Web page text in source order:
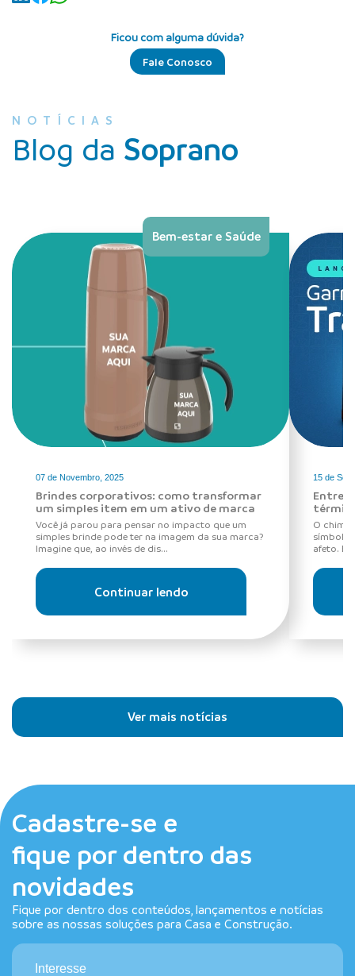
Ficou com alguma dúvida?
Fale Conosco
NOTÍCIAS
Blog da Soprano
Bem-estar e Saúde
07 de Novembro, 2025
Brindes corporativos: como transformar
um simples item em um ativo de marca
Você já parou para pensar no impacto que um
simples brinde pode ter na imagem da sua marca?
Imagine que, ao invés de dis...
Continuar lendo
15 de
Entre
O
símbolo
afeto.
Ver mais notícias
Cadastre-se e
fique por dentro das
novidades
Fique por dentro dos conteúdos, lançamentos e notícias
sobre as nossas soluções para Casa e Construção.
Interesse